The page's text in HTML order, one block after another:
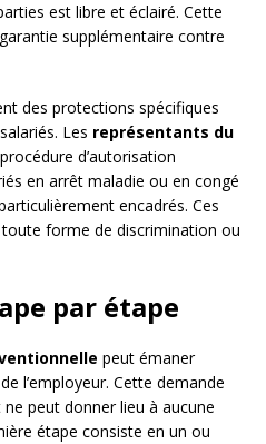
est libre et éclairé. Cette
supplémentaire contre
des protections spécifiques
Les représentants du
d’autorisation
en arrêt maladie ou en congé
encadrés. Ces
forme de discrimination ou
par étape
peut émaner
l’employeur. Cette demande
peut donner lieu à aucune
étape consiste en un ou